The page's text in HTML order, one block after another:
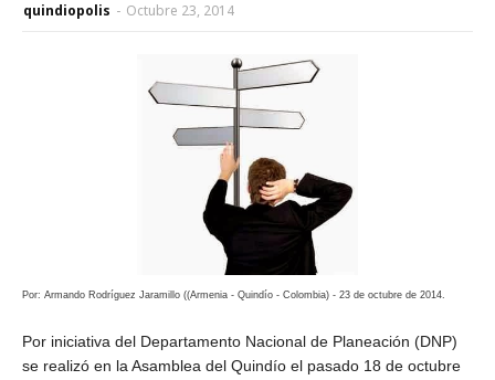
quindiopolis - Octubre 23, 2014
Por: Armando Rodríguez Jaramillo ((Armenia - Quindío - Colombia) - 23 de octubre de 2014.
Por iniciativa del Departamento Nacional de Planeación (DNP)
se realizó en la Asamblea del Quindío el pasado 18 de octubre